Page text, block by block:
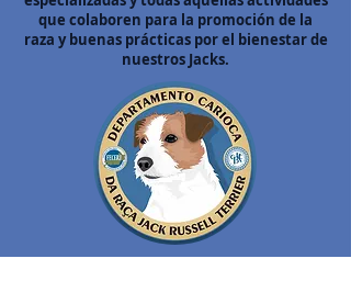
que colaboren para la promoción de la
raza y buenas prácticas por el bienestar de
nuestros Jacks.